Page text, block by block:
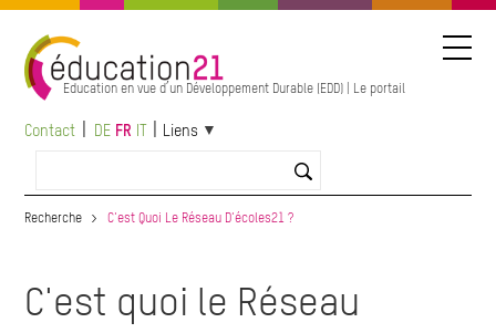
Aller
contenu
principalEducation en vue d’un Développement Durable (EDD) | Le portail
Contact DE FR Liens
Recherche C'est Quoi Le Réseau D'écoles21 ?
C'est quoi le Réseau